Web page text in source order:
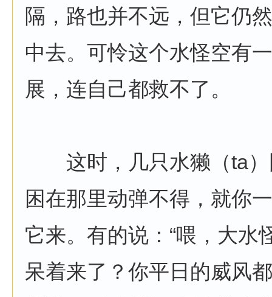
隔，路也并不远，但它仍
中去。可怜这个水怪空有
展，连自己都救不了。
这时，几只水獭（ta）
困在那里动弹不得，就你
它来。有的说：“喂，大水
呆着来了？你平日的威风